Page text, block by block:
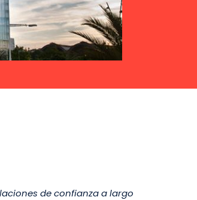
de confianza a largo